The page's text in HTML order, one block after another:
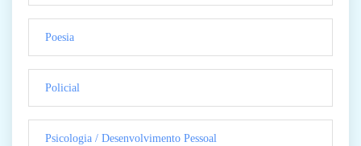
Poesia
Policial
Psicologia / Desenvolvimento Pessoal